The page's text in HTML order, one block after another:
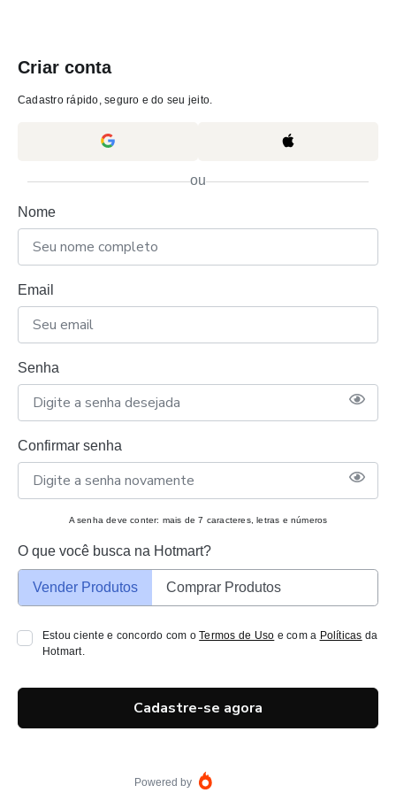
Criar conta
Cadastro rápido, seguro e do seu jeito.
ou
Nome
Email
Senha
Confirmar senha
A senha deve conter: mais de 7 caracteres, letras e números
O que você busca na Hotmart?
Vender Produtos Comprar Produtos
Estou ciente e concordo com oTermos de Uso e com a Políticas da
Hotmart.
Cadastre-se agora
Powered by